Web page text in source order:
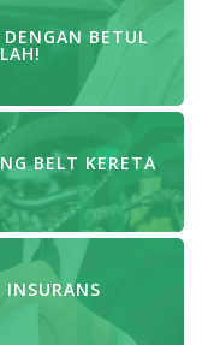
BETUL
BELT KERETA